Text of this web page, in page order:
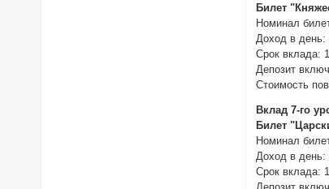
Билет
Номинал
Доход в день:
Срок вклада:
Депозит
Стоимость
Вклад 7-го
Билет
Номинал
Доход в день:
Срок вклада: